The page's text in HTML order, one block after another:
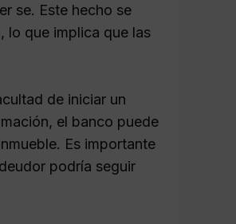
se. Este hecho se
lo que implica que las
de iniciar un
el banco puede
Es importante
podría seguir